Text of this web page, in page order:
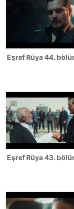
Eşref Rüya 44.
Eşref Rüya 43.